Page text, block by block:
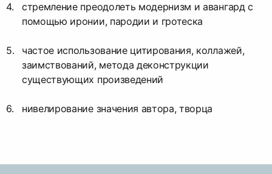
стремление преодолеть модернизм и авангард с
помощью иронии, пародии и гротеска
частое использование цитирования, коллажей,
заимствований, метода деконструкции
существующих произведений
нивелирование значения автора, творца